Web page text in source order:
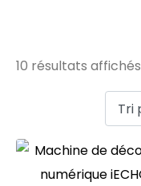
10 résultats affichés